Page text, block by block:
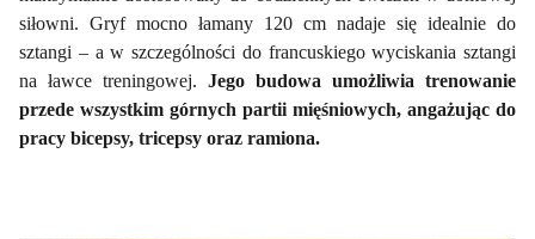
siłowni. Gryf mocno łamany 120 cm nadaje się idealnie do
sztangi – a w szczególności do francuskiego wyciskania sztangi
na ławce treningowej. Jego budowa umożliwia trenowanie
przede wszystkim górnych partii mięśniowych, angażując do
pracy bicepsy, tricepsy oraz ramiona.